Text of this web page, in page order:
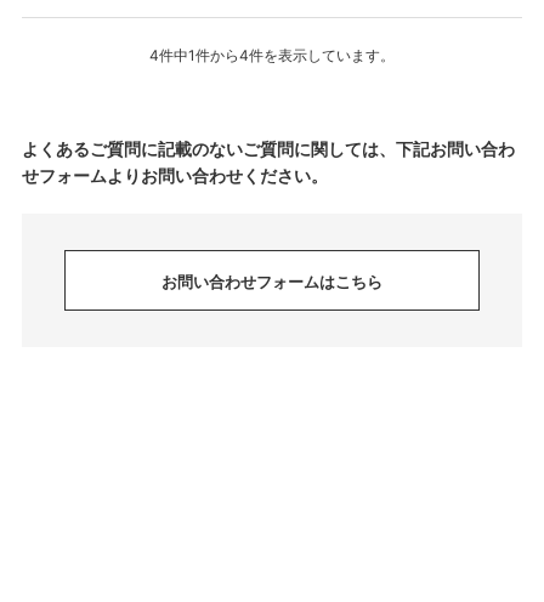
4件中1件から4件を表示しています。
よくあるご質問に記載のないご質問に関しては、下記お問い合わ
せフォームよりお問い合わせください。
お問い合わせフォームはこちら